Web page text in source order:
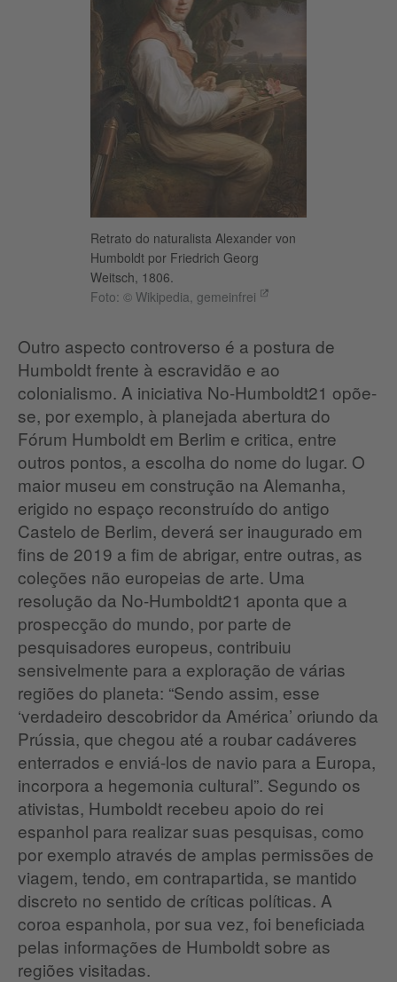
Retrato do naturalista Alexander von
Humboldt por Friedrich Georg
Weitsch, 1806.
Foto: © Wikipedia, gemeinfrei
Outro aspecto controverso é a postura de
Humboldt frente à escravidão e ao
colonialismo. A iniciativa No-Humboldt21 opõe-
se, por exemplo, à planejada abertura do
Fórum Humboldt em Berlim e critica, entre
outros pontos, a escolha do nome do lugar. O
maior museu em construção na Alemanha,
erigido no espaço reconstruído do antigo
Castelo de Berlim, deverá ser inaugurado em
fins de 2019 a fim de abrigar, entre outras, as
coleções não europeias de arte. Uma
resolução da No-Humboldt21 aponta que a
prospecção do mundo, por parte de
pesquisadores europeus, contribuiu
sensivelmente para a exploração de várias
regiões do planeta: “Sendo assim, esse
‘verdadeiro descobridor da América’ oriundo da
Prússia, que chegou até a roubar cadáveres
enterrados e enviá-los de navio para a Europa,
incorpora a hegemonia cultural”. Segundo os
ativistas, Humboldt recebeu apoio do rei
espanhol para realizar suas pesquisas, como
por exemplo através de amplas permissões de
viagem, tendo, em contrapartida, se mantido
discreto no sentido de críticas políticas. A
coroa espanhola, por sua vez, foi beneficiada
pelas informações de Humboldt sobre as
regiões visitadas.